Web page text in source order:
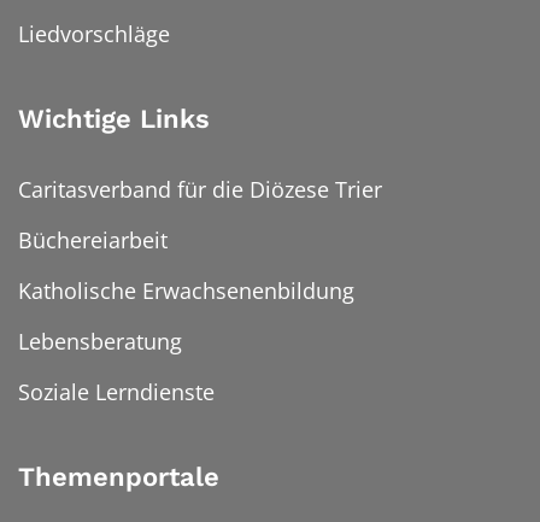
Liedvorschläge
Wichtige Links
Caritasverband für die Diözese Trier
Büchereiarbeit
Katholische Erwachsenenbildung
Lebensberatung
Soziale Lerndienste
Themenportale